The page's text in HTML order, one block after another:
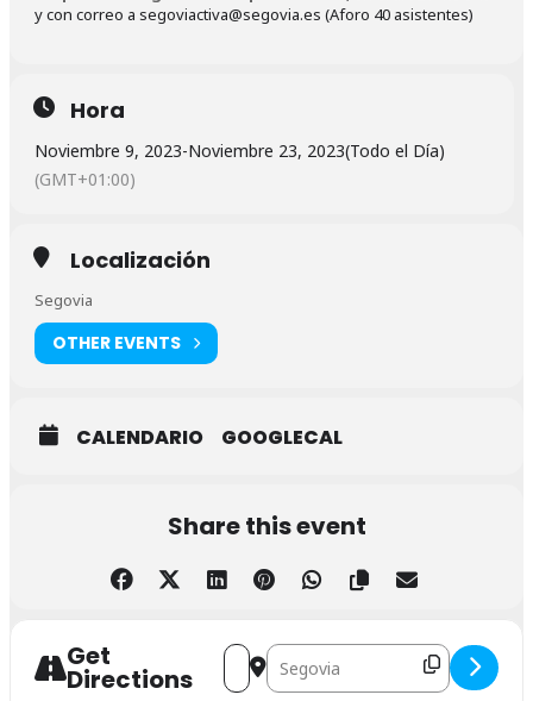
y con correo a segoviactiva@segovia.es (Aforo 40 asistentes)
Hora
Noviembre 9, 2023-Noviembre 23, 2023(Todo el Día)
(GMT+01:00)
Localización
Segovia
OTHER EVENTS
CALENDARIO GOOGLECAL
Share this event
Get
Directions
Address - Talleres Marketing y
Destination Address - Talleres